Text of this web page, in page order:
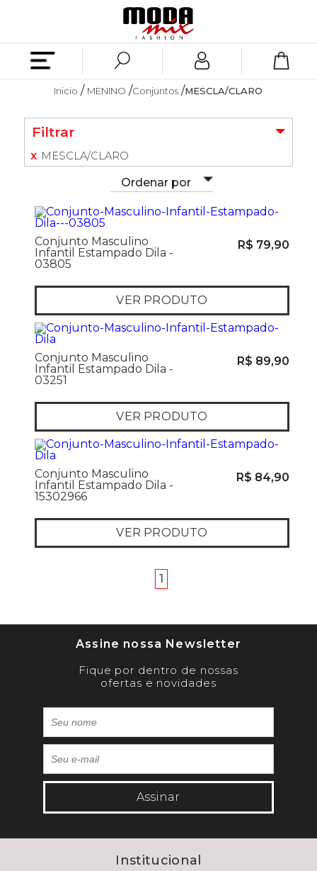
Inicio MENINO Conjuntos MESCLA/CLARO
Filtrar
MESCLA/CLARO
Ordenar por
Conjunto Masculino
Infantil Estampado Dila -
03805
R$ 79,90
VER PRODUTO
Conjunto Masculino
Infantil Estampado Dila -
03251
R$ 89,90
VER PRODUTO
Conjunto Masculino
Infantil Estampado Dila -
15302966
R$ 84,90
VER PRODUTO
1
Assine nossa Newsletter
Fique por dentro de nossas
ofertas e novidades
Assinar
Institucional